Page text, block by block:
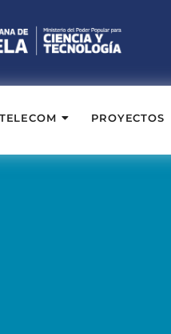
TELECOM PROYECTOS